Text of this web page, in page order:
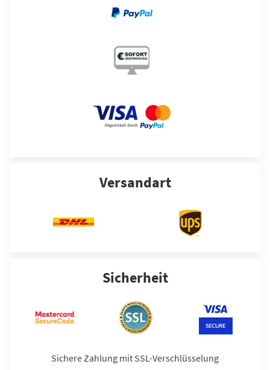
Versandart
Sicherheit
Sichere Zahlung mit SSL-Verschlüsselung